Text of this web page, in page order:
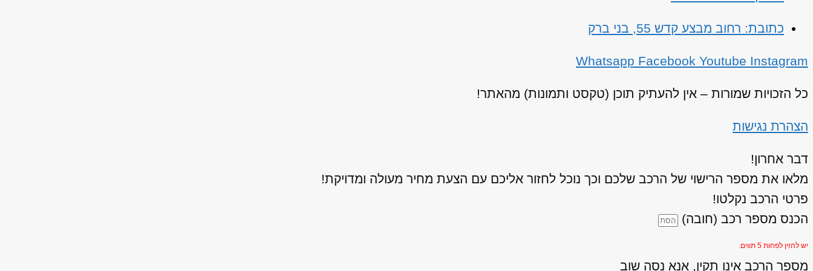
כתובת: רחוב מבצע קדש 55, בני ברק
Whatsapp Facebook Youtube Instagram
כל הזכויות שמורות – אין להעתיק תוכן (טקסט ותמונות) מהאתר!
הצהרת נגישות
דבר אחרון!
מלאו את מספר הרישוי של הרכב שלכם וכך נוכל לחזור אליכם עם הצעת מחיר מעולה ומדויקת!
פרטי הרכב נקלטו!
הכנס מספר רכב (חובה)
יש להזין לפחות 5 תווים.
מספר הרכב אינו תקין, אנא נסה שוב